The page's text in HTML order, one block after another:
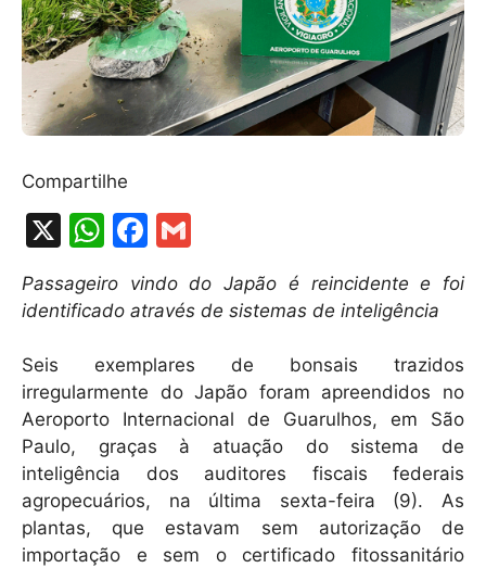
Compartilhe
X
W
at
A
p
p
F
a
c
b
o
o
k
m
ai
Passageiro vindo do Japão é reincidente e foi
identificado através de sistemas de inteligência
Seis exemplares de bonsais trazidos
irregularmente do Japão foram apreendidos no
Aeroporto Internacional de Guarulhos, em São
Paulo, graças à atuação do sistema de
inteligência dos auditores fiscais federais
agropecuários, na última sexta-feira (9). As
plantas, que estavam sem autorização de
importação e sem o certificado fitossanitário